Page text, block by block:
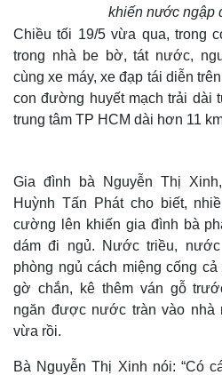
khiến nước ngập
Chiều tối 19/5 vừa qua, trong
trong nhà be bờ, tát nước,
cùng xe máy, xe đạp tái diễn
con đường huyết mạch trải dài
trung tâm TP HCM dài hơn 11
Gia đình bà Nguyễn Thị
Huỳnh Tấn Phát cho biết,
cường lên khiến gia đình bà
dám đi ngủ. Nước triều,
phòng ngủ cách miệng cống
gờ chắn, kê thêm ván gỗ
ngăn được nước tràn vào nhà
vừa rồi.
Bà Nguyễn Thị Xinh nói: “Có